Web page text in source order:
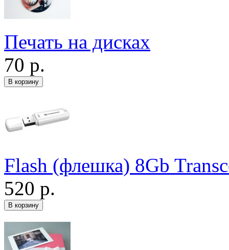
Печать на дисках
70 р.
Flash (флешка) 8Gb
520 р.